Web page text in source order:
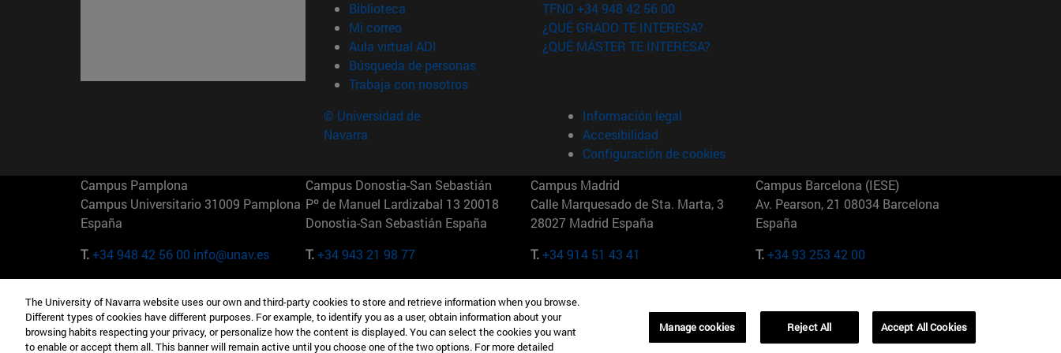
Biblioteca (abre en nueva ventana)
Mi correo(abre en nueva ventana)
Aula virtual ADI (abre en nueva ventana)
Búsqueda de personas(abre en nueva ventana)
Trabaja con nosotros(abre en nueva ventana)
TFNO +34 948 42 56 00
¿QUÉ GRADO TE INTERESA?
¿QUÉ MÁSTER TE INTERESA?
© Universidad de
Navarra
Información legal
Accesibilidad
Configuración de cookies
Campus Pamplona
Campus Universitario 31009 Pamplona
España
T.+34 948 42 56 00 info@unav.es
Campus Donostia-San Sebastián
Pº de Manuel Lardizabal 13 20018
Donostia-San Sebastián España
T.+34 943 21 98 77
Campus Madrid
Calle Marquesado de Sta. Marta, 3
28027 Madrid España
T.+34 914 51 43 41
Campus Barcelona (IESE)
Av. Pearson, 21 08034 Barcelona
España
T.+34 93 253 42 00
Camino del Cerro Águila 3 28023
Madrid España
165 W 57th St 10019-2201 Nueva York
EE.UU
Maria-Theresia-Straße 15 81675
Múnich Alemania
01321001 Bela Vista Brasil
The University of Navarra website uses our own and third-party cookies to store and retrieve information when you browse.
Different types of cookies have different purposes. For example, to identify you as a user, obtain information about your
browsing habits respecting your privacy, or personalize how the content is displayed. You can select the cookies you want
to enable or accept them all. This banner will remain active until you choose one of the two options. For more detailed
Manage cookies Reject All Accept All Cookies